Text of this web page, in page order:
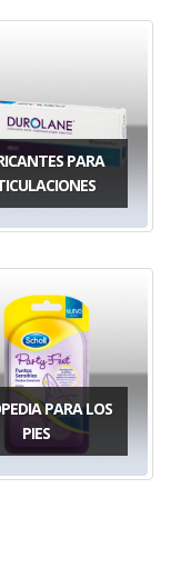
PARA
PARA LOS
PIES